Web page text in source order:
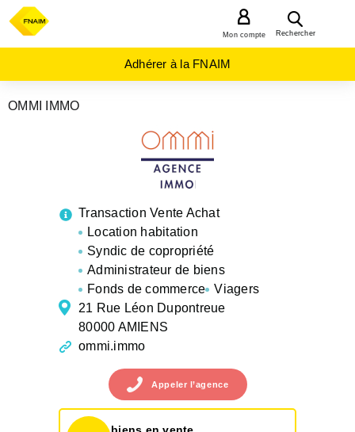
Rechercher
Mon compte
Adhérer à la FNAIM
OMMI IMMO
Transaction Vente Achat
Location habitation
Syndic de copropriété
Administrateur de biens
Fonds de commerce
Viagers
21 Rue Léon Dupontreue
80000 AMIENS
ommi.immo
Appeler l’agence